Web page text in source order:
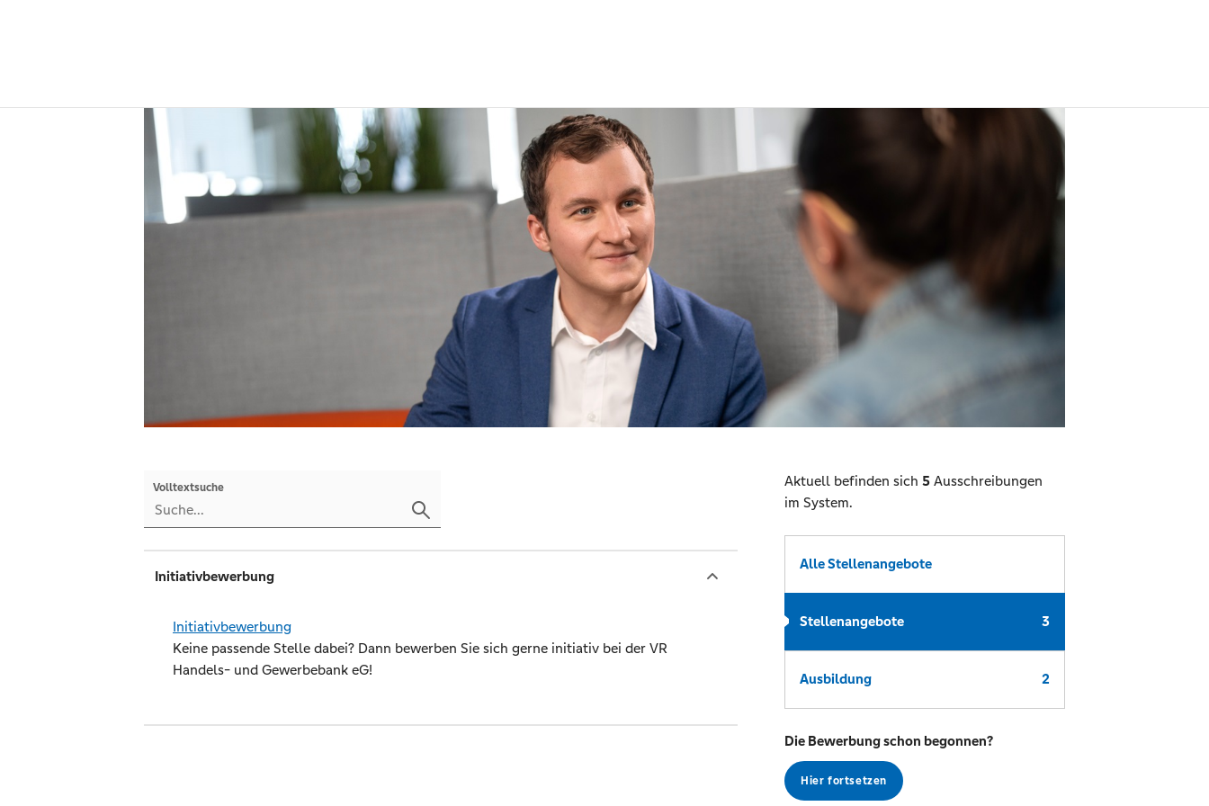
Aktuell befinden sich 5 Ausschreibungen
im System.
Alle Stellenangebote
Stellenangebote 3
Ausbildung 2
Die Bewerbung schon begonnen?
Hier fortsetzen
Volltextsuche
Initiativbewerbung
Initiativbewerbung
Keine passende Stelle dabei? Dann bewerben Sie sich gerne initiativ bei der VR
Handels- und Gewerbebank eG!